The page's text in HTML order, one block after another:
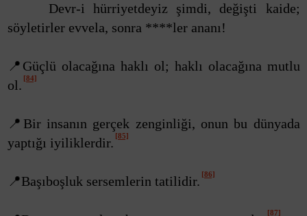
Devr-i hürriyetdeyiz şimdi, değişti kaide;
söyletirler evvela, sonra ****ler ananı!
📍Güçlü olacağına haklı ol; haklı olacağına mutlu
ol. [84]
📍Bir insanın gerçek zenginliği, onun bu dünyada
yaptığı iyiliklerdir. [85]
📍Başıboşluk sersemlerin tatilidir. [86]
[87]